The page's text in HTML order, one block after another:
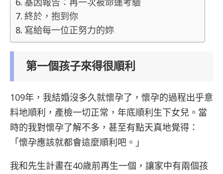
終於，抱到你
寫給每一位正努力的妳
第一個孩子來得很順利
109年，我結婚沒多久就懷孕了，懷孕的過程出乎意
料地順利，產檢一切正常，年底順利生下女兒。當
時的我對懷孕了解不多，甚至有點天真地覺得：
「懷孕應該就都會這麼順利吧。」
我和先生計畫在40歲前再生一個，讓家中有兩個孩